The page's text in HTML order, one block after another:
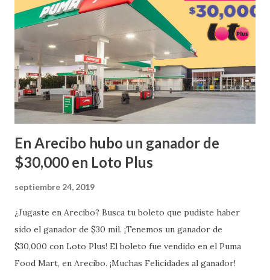
¡Enhorabuena que lo disfrute!
...
En Arecibo hubo un ganador de
$30,000 en Loto Plus
septiembre 24, 2019
¿Jugaste en Arecibo? Busca tu boleto que pudiste haber
sido el ganador de $30 mil. ¡Tenemos un ganador de
$30,000 con Loto Plus! El boleto fue vendido en el Puma
Food Mart, en Arecibo. ¡Muchas Felicidades al ganador!